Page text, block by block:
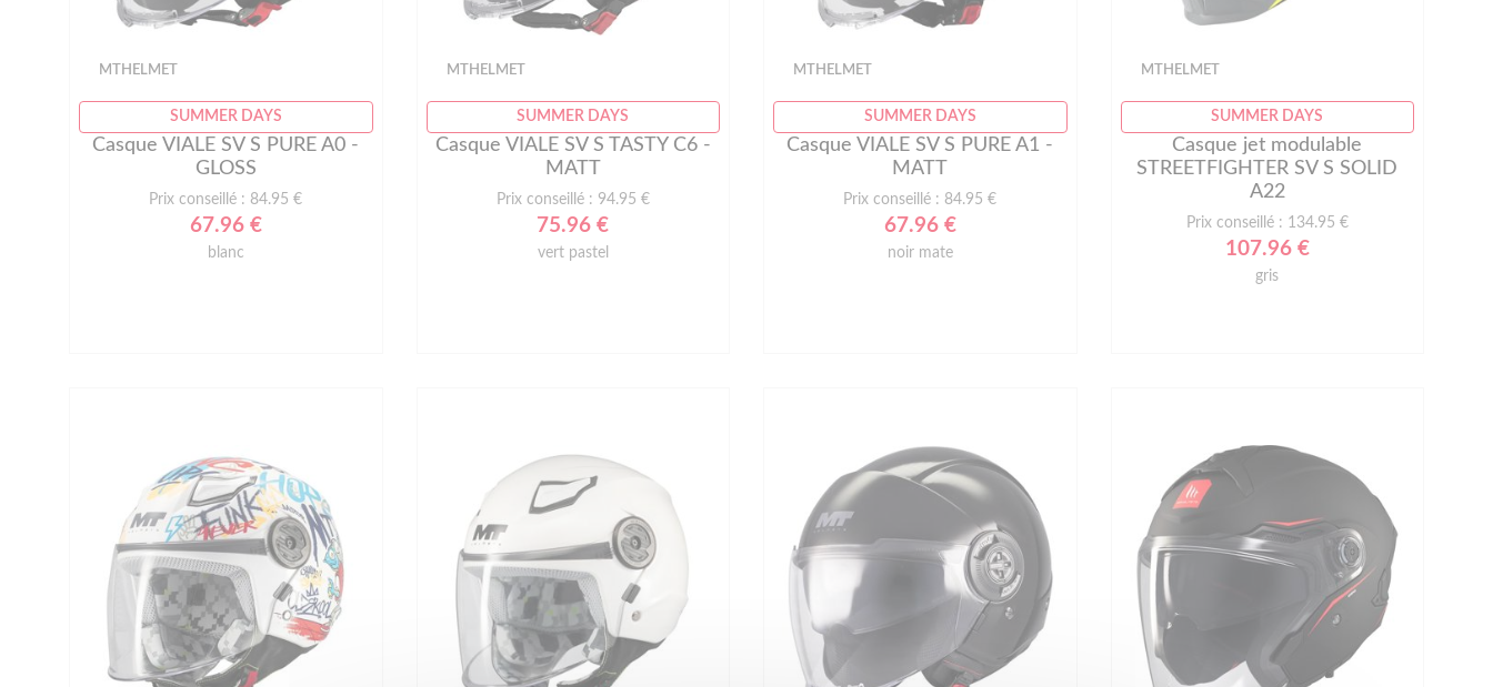
MTHELMET
SUMMER DAYS
Casque VIALE SV S PURE A0 -
GLOSS
Prix conseillé : 84.95 €
67.96 €
blanc
MTHELMET
SUMMER DAYS
Casque VIALE SV S TASTY C6 -
MATT
Prix conseillé : 94.95 €
75.96 €
vert pastel
MTHELMET
SUMMER DAYS
Casque VIALE SV S PURE A1 -
MATT
Prix conseillé : 84.95 €
67.96 €
noir mate
MTHELMET
SUMMER DAYS
Casque jet modulable
STREETFIGHTER SV S SOLID
A22
Prix conseillé : 134.95 €
107.96 €
gris